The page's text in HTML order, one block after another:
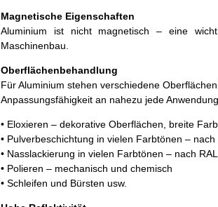
Magnetische Eigenschaften
Aluminium ist nicht magnetisch – eine
Maschinenbau.
Oberflächenbehandlung
Für Aluminium stehen verschiedene
Anpassungsfähigkeit an nahezu jede
• Eloxieren – dekorative Oberflächen, breite
• Pulverbeschichtung in vielen Farbtönen – nach
• Nasslackierung in vielen Farbtönen – nach RAL
• Polieren – mechanisch und chemisch
• Schleifen und Bürsten usw.